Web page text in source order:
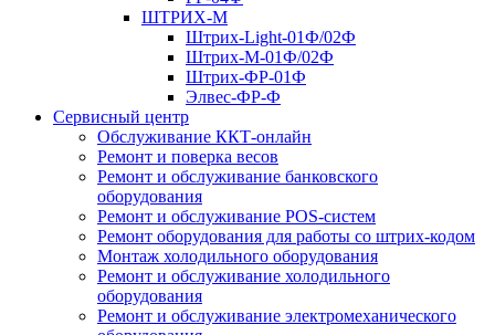
ШТРИХ-М
Штрих-Light-01Ф/02Ф
Штрих-М-01Ф/02Ф
Штрих-ФР-01Ф
Элвес-ФР-Ф
Сервисный центр
Обслуживание ККТ-онлайн
Ремонт и поверка весов
Ремонт и обслуживание банковского
оборудования
Ремонт и обслуживание POS-систем
Ремонт оборудования для работы со штрих-кодом
Монтаж холодильного оборудования
Ремонт и обслуживание холодильного
оборудования
Ремонт и обслуживание электромеханического